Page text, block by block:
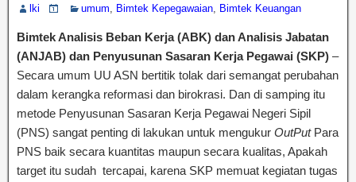
lki umum, Bimtek Kepegawaian, Bimtek Keuangan
Bimtek Analisis Beban Kerja (ABK) dan Analisis Jabatan
(ANJAB) dan Penyusunan Sasaran Kerja Pegawai (SKP) –
Secara umum UU ASN bertitik tolak dari semangat perubahan
dalam kerangka reformasi dan birokrasi. Dan di samping itu
metode Penyusunan Sasaran Kerja Pegawai Negeri Sipil
(PNS) sangat penting di lakukan untuk mengukur OutPutPara
PNS baik secara kuantitas maupun secara kualitas, Apakah
target itu sudah tercapai, karena SKP memuat kegiatan tugas